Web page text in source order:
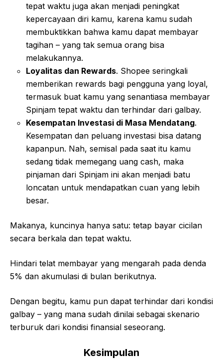
tepat waktu juga akan menjadi peningkat
kepercayaan diri kamu, karena kamu sudah
membuktikkan bahwa kamu dapat membayar
tagihan – yang tak semua orang bisa
melakukannya.
Loyalitas dan Rewards. Shopee seringkali
memberikan rewards bagi pengguna yang loyal,
termasuk buat kamu yang senantiasa membayar
Spinjam tepat waktu dan terhindar dari galbay.
Kesempatan Investasi di Masa Mendatang.
Kesempatan dan peluang investasi bisa datang
kapanpun. Nah, semisal pada saat itu kamu
sedang tidak memegang uang cash, maka
pinjaman dari Spinjam ini akan menjadi batu
loncatan untuk mendapatkan cuan yang lebih
besar.
Makanya, kuncinya hanya satu: tetap bayar cicilan
secara berkala dan tepat waktu.
Hindari telat membayar yang mengarah pada denda
5% dan akumulasi di bulan berikutnya.
Dengan begitu, kamu pun dapat terhindar dari kondisi
galbay – yang mana sudah dinilai sebagai skenario
terburuk dari kondisi finansial seseorang.
Kesimpulan